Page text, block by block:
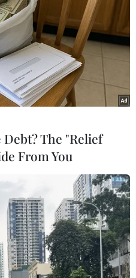
Đường 9 và đất bạn
chiến chống Mỹ cứu
nơi yên nghỉ của hơn 10.000
Trị và nước bạn Lào. (Ảnh:
Debt? The "Relief
From You